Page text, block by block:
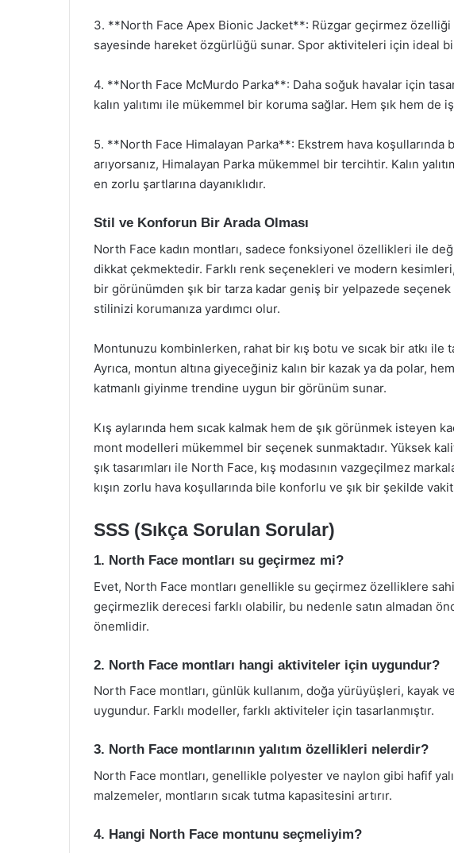
3. **North Face Apex Bionic Jacket**: Rüzgar geçirmez özelliği
sayesinde hareket özgürlüğü sunar. Spor aktiviteleri için ideal
4. **North Face McMurdo Parka**: Daha soğuk havalar için
kalın yalıtımı ile mükemmel bir koruma sağlar. Hem şık hem de
5. **North Face Himalayan Parka**: Ekstrem hava koşullarında
arıyorsanız, Himalayan Parka mükemmel bir tercihtir. Kalın
en zorlu şartlarına dayanıklıdır.
Stil ve Konforun Bir Arada Olması
North Face kadın montları, sadece fonksiyonel özellikleri ile
dikkat çekmektedir. Farklı renk seçenekleri ve modern
bir görünümden şık bir tarza kadar geniş bir yelpazede seçenek
stilinizi korumanıza yardımcı olur.
Montunuzu kombinlerken, rahat bir kış botu ve sıcak bir atkı ile
Ayrıca, montun altına giyeceğiniz kalın bir kazak ya da polar,
katmanlı giyinme trendine uygun bir görünüm sunar.
Kış aylarında hem sıcak kalmak hem de şık görünmek isteyen
mont modelleri mükemmel bir seçenek sunmaktadır. Yüksek
şık tasarımları ile North Face, kış modasının vazgeçilmez
kışın zorlu hava koşullarında bile konforlu ve şık bir şekilde
SSS (Sıkça Sorulan Sorular)
1. North Face montları su geçirmez mi?
Evet, North Face montları genellikle su geçirmez özelliklere
geçirmezlik derecesi farklı olabilir, bu nedenle satın almadan
önemlidir.
2. North Face montları hangi aktiviteler için uygundur?
North Face montları, günlük kullanım, doğa yürüyüşleri, kayak
uygundur. Farklı modeller, farklı aktiviteler için tasarlanmıştır.
3. North Face montlarının yalıtım özellikleri nelerdir?
North Face montları, genellikle polyester ve naylon gibi hafif
malzemeler, montların sıcak tutma kapasitesini artırır.
4. Hangi North Face montunu seçmeliyim?